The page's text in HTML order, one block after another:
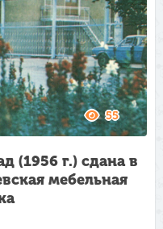
55
(1956 г.) сдана в
мебельная